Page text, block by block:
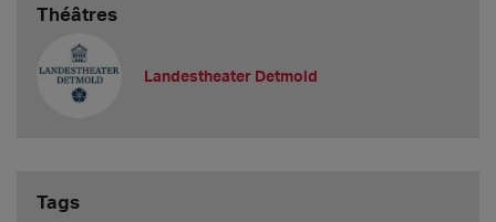
Théâtres
Landestheater Detmold
Tags